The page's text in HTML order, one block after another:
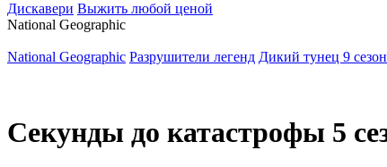
Дискавери Выжить любой ценой
National Geographic
National Geographic Разрушители легенд Дикий тунец 9 сезон
Секунды до катастрофы 5